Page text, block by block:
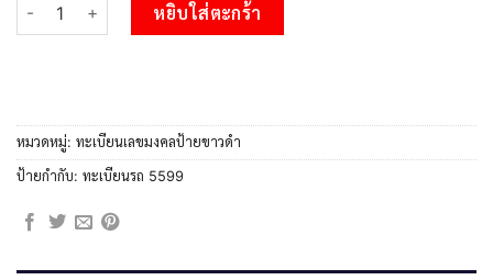
หยิบใส่ตะกร้า
หมวดหมู่: ทะเบียนเลขมงคลป้ายขาวดำ
ป้ายกำกับ: ทะเบียนรถ 5599